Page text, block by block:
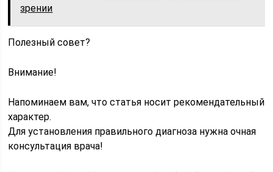
зрении
Полезный совет?
Внимание!
Напоминаем вам, что статья носит рекомендательный
характер.
Для установления правильного диагноза нужна очная
консультация врача!